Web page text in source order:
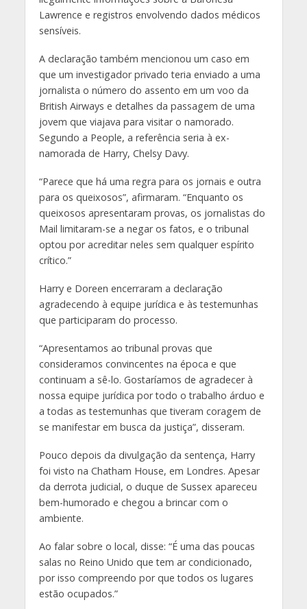
Lawrence e registros envolvendo dados médicos
sensíveis.
A declaração também mencionou um caso em
que um investigador privado teria enviado a uma
jornalista o número do assento em um voo da
British Airways e detalhes da passagem de uma
jovem que viajava para visitar o namorado.
Segundo a People, a referência seria à ex-
namorada de Harry, Chelsy Davy.
“Parece que há uma regra para os jornais e outra
para os queixosos”, afirmaram. “Enquanto os
queixosos apresentaram provas, os jornalistas do
Mail limitaram-se a negar os fatos, e o tribunal
optou por acreditar neles sem qualquer espírito
crítico.”
Harry e Doreen encerraram a declaração
agradecendo à equipe jurídica e às testemunhas
que participaram do processo.
“Apresentamos ao tribunal provas que
consideramos convincentes na época e que
continuam a sê-lo. Gostaríamos de agradecer à
nossa equipe jurídica por todo o trabalho árduo e
a todas as testemunhas que tiveram coragem de
se manifestar em busca da justiça”, disseram.
Pouco depois da divulgação da sentença, Harry
foi visto na Chatham House, em Londres. Apesar
da derrota judicial, o duque de Sussex apareceu
bem-humorado e chegou a brincar com o
ambiente.
Ao falar sobre o local, disse: “É uma das poucas
salas no Reino Unido que tem ar condicionado,
por isso compreendo por que todos os lugares
estão ocupados.”